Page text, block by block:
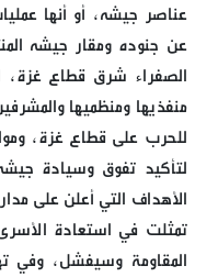
عناصر جيشه، أو أنها
عن جنوده ومقار جيشه
الصفراء شرق قطاع غزة،
منفذيها ومنظميها
للحرب على قطاع غزة،
لتأكيد تفوق وسيادة
الأهداف التي أعلن على
تمثلت في استعادة
المقاومة وسيفشل، وفي